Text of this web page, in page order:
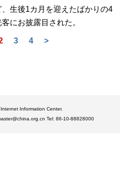
生後1カ月を迎えたばかりの4
にお披露目された。
3 4 >
Information Center.
Tel: 86-10-88828000